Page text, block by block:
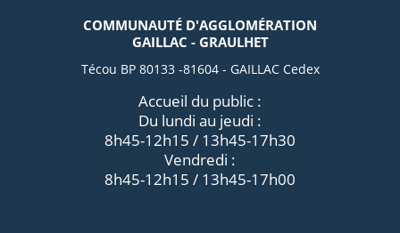
COMMUNAUTÉ D'AGGLOMÉRATION
GAILLAC - GRAULHET
Técou BP 80133 -81604 - GAILLAC Cedex
Accueil du public :
Du lundi au jeudi :
8h45-12h15 / 13h45-17h30
Vendredi :
8h45-12h15 / 13h45-17h00